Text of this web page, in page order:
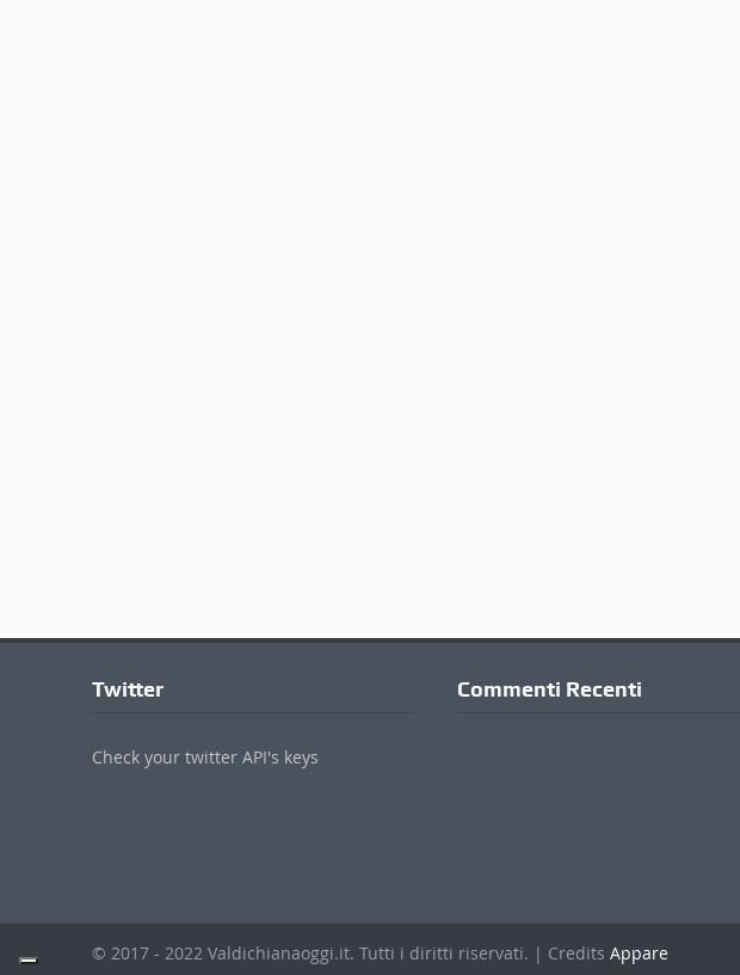
Twitter
Check your twitter API's keys
Commenti Recenti
© 2017 - 2022 Valdichianaoggi.it. Tutti i diritti riservati. | Credits Appare